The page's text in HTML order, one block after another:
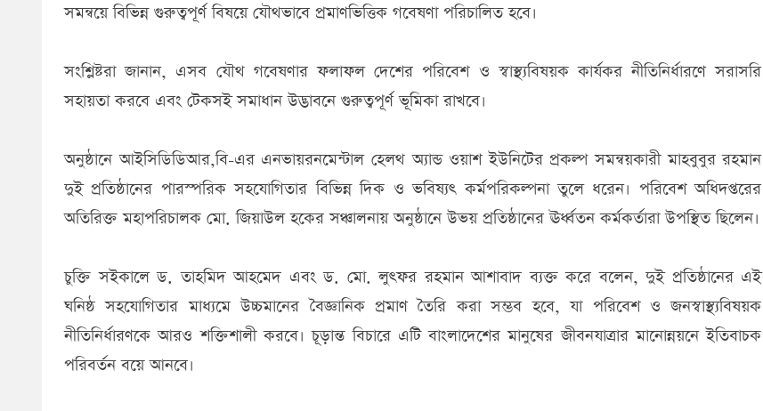
সমন্বয়ে বিভিন্ন গুরুত্বপূর্ণ বিষয়ে যৌথভাবে প্রমাণভিত্তিক গবেষণা পরিচালিত হবে।
সংশ্লিষ্টরা জানান, এসব যৌথ গবেষণার ফলাফল দেশের পরিবেশ ও স্বাস্থ্যবিষয়ক কার্যকর নীতিনির্ধারণে সরাসরি
সহায়তা করবে এবং টেকসই সমাধান উদ্ভাবনে গুরুত্বপূর্ণ ভূমিকা রাখবে।
অনুষ্ঠানে আইসিডিডিআর,বি-এর এনভায়রনমেন্টাল হেলথ অ্যান্ড ওয়াশ ইউনিটের প্রকল্প সমন্বয়কারী মাহবুবুর রহমান
দুই প্রতিষ্ঠানের পারস্পরিক সহযোগিতার বিভিন্ন দিক ও ভবিষ্যৎ কর্মপরিকল্পনা তুলে ধরেন। পরিবেশ অধিদপ্তরের
অতিরিক্ত মহাপরিচালক মো. জিয়াউল হকের সঞ্চালনায় অনুষ্ঠানে উভয় প্রতিষ্ঠানের ঊর্ধ্বতন কর্মকর্তারা উপস্থিত ছিলেন।
চুক্তি সইকালে ড. তাহমিদ আহমেদ এবং ড. মো. লুৎফর রহমান আশাবাদ ব্যক্ত করে বলেন, দুই প্রতিষ্ঠানের এই
ঘনিষ্ঠ সহযোগিতার মাধ্যমে উচ্চমানের বৈজ্ঞানিক প্রমাণ তৈরি করা সম্ভব হবে, যা পরিবেশ ও জনস্বাস্থ্যবিষয়ক
নীতিনির্ধারণকে আরও শক্তিশালী করবে। চূড়ান্ত বিচারে এটি বাংলাদেশের মানুষের জীবনযাত্রার মানোন্নয়নে ইতিবাচক
পরিবর্তন বয়ে আনবে।